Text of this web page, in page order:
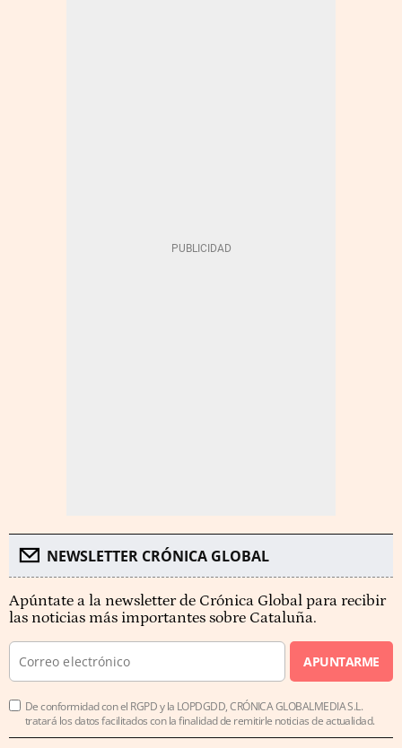
NEWSLETTER CRÓNICA GLOBAL
Apúntate a la newsletter de Crónica Global para recibir
las noticias más importantes sobre Cataluña.
APUNTARME
De conformidad con el RGPD y la LOPDGDD, CRÓNICA GLOBALMEDIA S.L.
tratará los datos facilitados con la finalidad de remitirle noticias de actualidad.